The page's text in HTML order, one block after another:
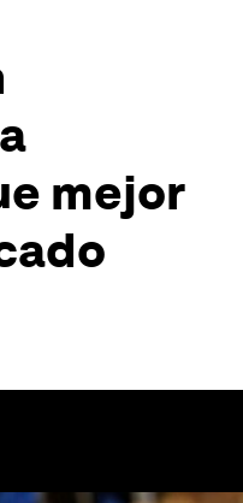
mejor